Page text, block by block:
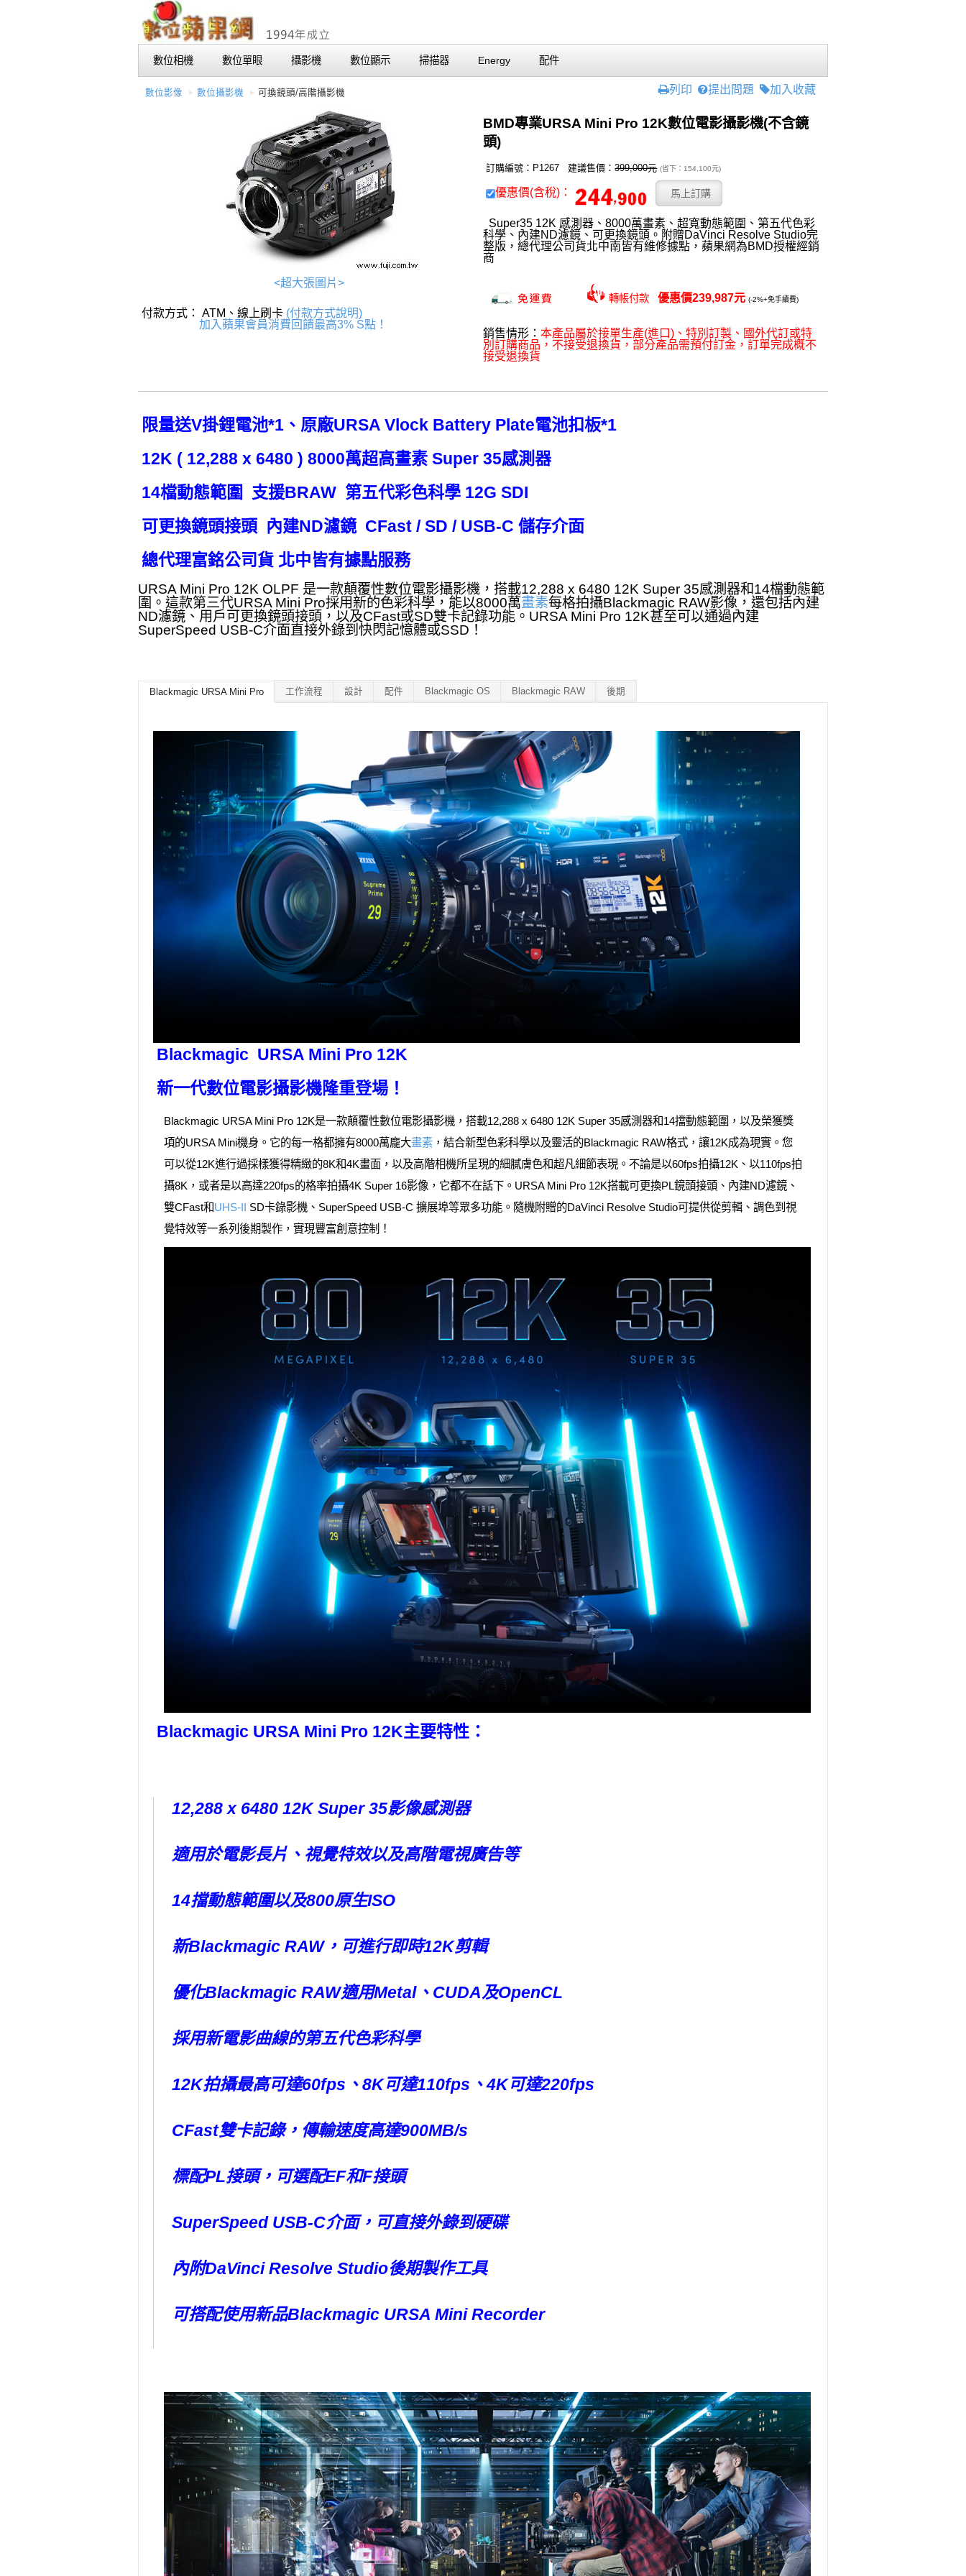
數位相機 數位單眼 攝影機 數位顯示 掃描器 Energy 配件
數位影像 數位攝影機 可換鏡頭/高階攝影機
<超大張圖片>
付款方式： ATM、線上刷卡 (付款方式說明)
加入蘋果會員消費回饋最高3% S點！
列印 提出問題 加入收藏
BMD專業URSA Mini Pro 12K數位電影攝影機(不含鏡
頭)
訂購編號：P1267 建議售價：399,000元 (省下：154,100元)
優惠價(含稅)：
Super35 12K 感測器、8000萬畫素、超寬動態範圍、第五代色彩
科學、內建ND濾鏡、可更換鏡頭。附贈DaVinci Resolve Studio完
整版，總代理公司貨北中南皆有維修據點，蘋果網為BMD授權經銷
商
轉帳付款 優惠價239,987元 (-2%+免手續費)
銷售情形：本產品屬於接單生產(進口)、特別訂製、國外代訂或特
別訂購商品，不接受退換貨，部分產品需預付訂金，訂單完成概不
接受退換貨
限量送V掛鋰電池*1、原廠URSA Vlock Battery Plate電池扣板*1
12K ( 12,288 x 6480 ) 8000萬超高畫素 Super 35感測器
14檔動態範圍 支援BRAW 第五代彩色科學 12G SDI
可更換鏡頭接頭 內建ND濾鏡 CFast / SD / USB-C 儲存介面
總代理富銘公司貨 北中皆有據點服務
URSA Mini Pro 12K OLPF 是一款顛覆性數位電影攝影機，搭載12,288 x 6480 12K Super 35感測器和14檔動態範
圍。這款第三代URSA Mini Pro採用新的色彩科學，能以8000萬畫素每格拍攝Blackmagic RAW影像，還包括內建
ND濾鏡、用戶可更換鏡頭接頭，以及CFast或SD雙卡記錄功能。URSA Mini Pro 12K甚至可以通過內建
SuperSpeed USB‑C介面直接外錄到快閃記憶體或SSD！
Blackmagic URSA Mini Pro 工作流程 設計 配件 Blackmagic OS Blackmagic RAW 後期
Blackmagic URSA Mini Pro 12K
新一代數位電影攝影機隆重登場！
Blackmagic URSA Mini Pro 12K是一款顛覆性數位電影攝影機，搭載12,288 x 6480 12K Super 35感測器和14擋動態範圍，以及榮獲獎
項的URSA Mini機身。它的每一格都擁有8000萬龐大畫素 ，結合新型色彩科學以及靈活的Blackmagic RAW格式，讓12K成為現實。您
可以從12K進行過採樣獲得精緻的8K和4K畫面，以及高階相機所呈現的細膩膚色和超凡細節表現。不論是以60fps拍攝12K、以110fps拍
攝8K，或者是以高達220fps的格率拍攝4K Super 16影像，它都不在話下。URSA Mini Pro 12K搭載可更換PL鏡頭接頭、內建ND濾鏡、
雙CFast和UHS-II SD卡錄影機、SuperSpeed USB-C 擴展埠等眾多功能。隨機附贈的DaVinci Resolve Studio可提供從剪輯、調色到視
覺特效等一系列後期製作，實現豐富創意控制！
Blackmagic URSA Mini Pro 12K主要特性：
12,288 x 6480 12K Super 35影像感測器
適用於電影長片、視覺特效以及高階電視廣告等
14擋動態範圍以及800原生ISO
新Blackmagic RAW，可進行即時12K剪輯
優化Blackmagic RAW適用Metal、CUDA及OpenCL
採用新電影曲線的第五代色彩科學
12K拍攝最高可達60fps、8K可達110fps、4K可達220fps
CFast雙卡記錄，傳輸速度高達900MB/s
標配PL接頭，可選配EF和F接頭
SuperSpeed USB-C介面，可直接外錄到硬碟
內附DaVinci Resolve Studio後期製作工具
可搭配使用新品Blackmagic URSA Mini Recorder